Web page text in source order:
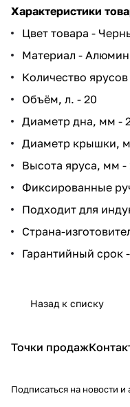
Характеристики
Цвет товара -
Материал -
Количество ярусов
Объём, л. - 20
Диаметр дна, мм -
Диаметр крышки,
Высота яруса, мм -
Фиксированные
Подходит для
Страна-
Гарантийный срок
Назад к списку
Точки продаж
Подписаться на новости и